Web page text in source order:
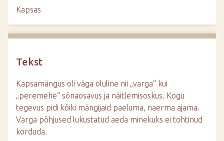
Kapsas
Tekst
Kapsamängus oli väga oluline nii „varga“ kui
„peremehe“ sõnaosavus ja näitlemisoskus. Kogu
tegevus pidi kõiki mängijaid paeluma, naerma ajama.
Varga põhjused lukustatud aeda minekuks ei tohtinud
korduda.